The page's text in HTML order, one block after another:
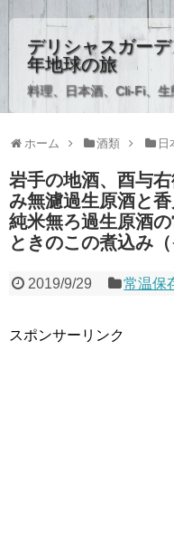
デリシャスガー
年地球の旅
料理、日本酒、Cli-Fi、
ホーム 酒類 日
岩手の地酒、酉与
み無濾過生原酒と
純米無ろ過生原酒
ときのこの煮込み
2019/9/29 常温保
スポンサーリンク